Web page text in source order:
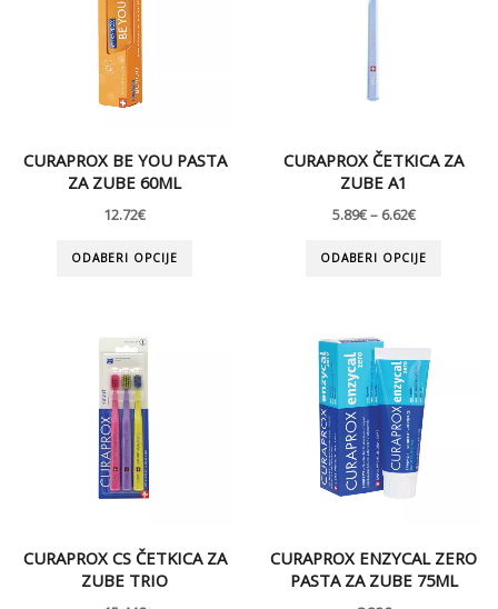
CURAPROX BE YOU PASTA
ZA ZUBE 60ML
12.72€
ODABERI OPCIJE
CURAPROX ČETKICA ZA
ZUBE A1
5.89€– 6.62€
ODABERI OPCIJE
CURAPROX CS ČETKICA ZA
ZUBE TRIO
CURAPROX ENZYCAL ZERO
PASTA ZA ZUBE 75ML